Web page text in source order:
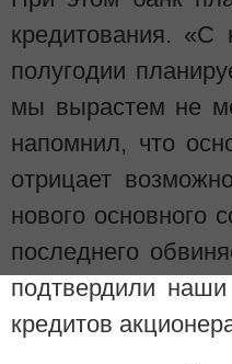
кредитования.
полугодии
мы вырастем не
напомнил, что
отрицает
нового основного
последнего
подтвердили наши
кредитов